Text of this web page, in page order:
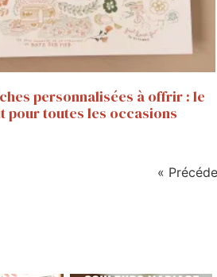
personnalisées à offrir : le
pour toutes les occasions
«